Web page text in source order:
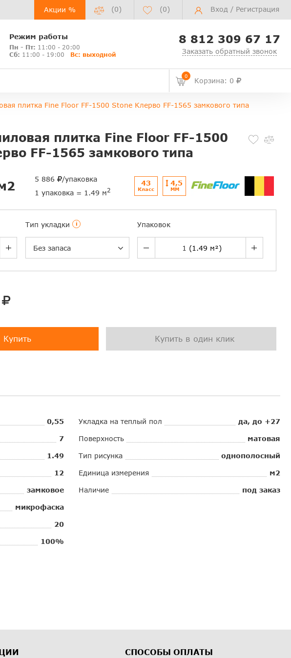
Акции % (0) (0) Вход / Регистрация
Режим работы
Пн - Пт: 11:00 - 20:00
Сб: 11:00 - 19:00 Вс: выходной
8 812 309 67 17
Заказать обратный звонок
0
Корзина: 0
плитка Fine Floor FF-1500 Stone Клерво FF-1565 замкового типа
плитка Fine Floor FF-1500
FF-1565 замкового типа
5 886
/упаковка
1 упаковка = 1.49 м2
43
Класс
4,5
ММ
Тип укладки i
Без запаса
Упаковок
Купить Купить в один клик
0,55
7
1.49
12
замковое
микрофаска
20
100%
Укладка на теплый пол да, до +27
Поверхность матовая
Тип рисунка однополосный
Единица измерения м2
Наличие под заказ
СПОСОБЫ ОПЛАТЫ